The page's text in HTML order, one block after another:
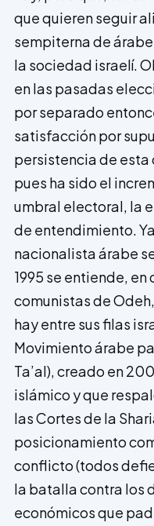
que quieren seguir
sempiterna de
la sociedad israelí.
en las pasadas
por separado
satisfacción por
persistencia de
pues ha sido el
umbral electoral, la
de entendimiento.
nacionalista árabe
1995 se entiende,
comunistas de
hay entre sus filas
Movimiento árabe
Ta’al), creado en
islámico y que
las Cortes de la
posiciona­miento
conflicto (todos
la batalla contra los
económicos que